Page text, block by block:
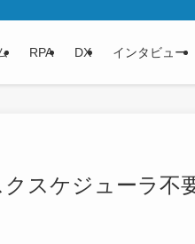
RPA DX インタビュー
スケジューラ不